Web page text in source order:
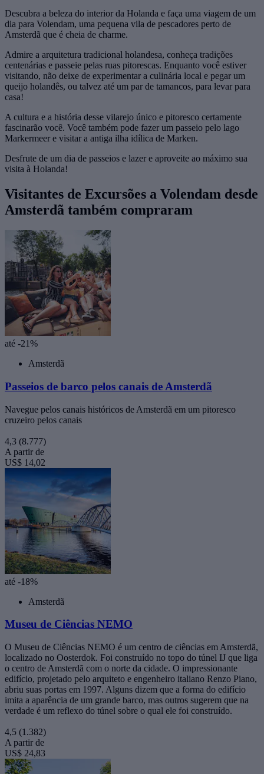
Descubra a beleza do interior da Holanda e faça uma viagem de um
dia para Volendam, uma pequena vila de pescadores perto de
Amsterdã que é cheia de charme.
Admire a arquitetura tradicional holandesa, conheça tradições
centenárias e passeie pelas ruas pitorescas. Enquanto você estiver
visitando, não deixe de experimentar a culinária local e pegar um
queijo holandês, ou talvez até um par de tamancos, para levar para
casa!
A cultura e a história desse vilarejo único e pitoresco certamente
fascinarão você. Você também pode fazer um passeio pelo lago
Markermeer e visitar a antiga ilha idílica de Marken.
Desfrute de um dia de passeios e lazer e aproveite ao máximo sua
visita à Holanda!
Visitantes de Excursões a Volendam desde
Amsterdã também compraram
até -21%
Amsterdã
Passeios de barco pelos canais de Amsterdã
Navegue pelos canais históricos de Amsterdã em um pitoresco
cruzeiro pelos canais
4,3 (8.777)
A partir de
US$ 14,02
até -18%
Amsterdã
Museu de Ciências NEMO
O Museu de Ciências NEMO é um centro de ciências em Amsterdã,
localizado no Oosterdok. Foi construído no topo do túnel IJ que liga
o centro de Amsterdã com o norte da cidade. O impressionante
edifício, projetado pelo arquiteto e engenheiro italiano Renzo Piano,
abriu suas portas em 1997. Alguns dizem que a forma do edifício
imita a aparência de um grande barco, mas outros sugerem que na
verdade é um reflexo do túnel sobre o qual ele foi construído.
4,5 (1.382)
A partir de
US$ 24,83